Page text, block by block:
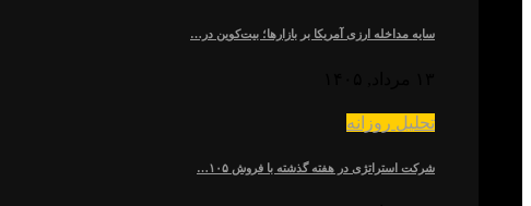
سایه مداخله ارزی آمریکا بر بازارها؛ بیت‌کوین در…
تحلیل روزانه
شرکت استراتژی در هفته گذشته با فروش ۱۰۵…